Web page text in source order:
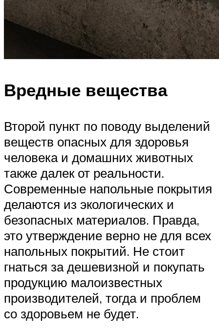
Вредные вещества
Второй пункт по поводу выделений
веществ опасных для здоровья
человека и домашних животных
также далек от реальности.
Современные напольные покрытия
делаются из экологических и
безопасных материалов. Правда,
это утверждение верно не для всех
напольных покрытий. Не стоит
гнаться за дешевизной и покупать
продукцию малоизвестных
производителей, тогда и проблем
со здоровьем не будет.